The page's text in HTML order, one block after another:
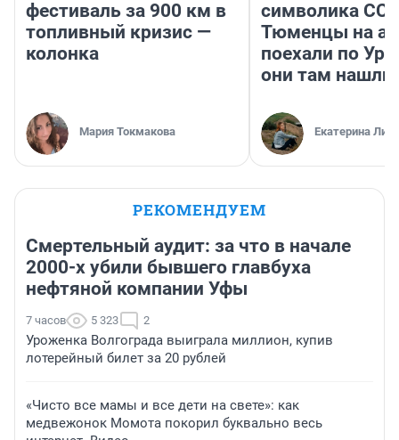
фестиваль за 900 км в
топливный кризис —
колонка
Мария Токмакова
символика
Тюменцы на
поехали по
они там нашли
Екатерина
РЕКОМЕНДУЕМ
Смертельный аудит: за что в начале
2000-х убили бывшего главбуха
нефтяной компании Уфы
7 часов 5 323 2
Уроженка Волгограда выиграла миллион, купив
лотерейный билет за 20 рублей
«Чисто все мамы и все дети на свете»: как
медвежонок Момота покорил буквально весь